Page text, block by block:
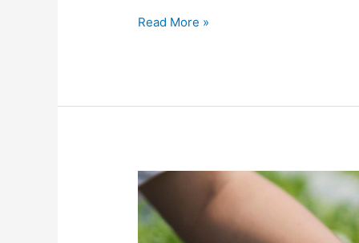
Read More »
Υδροπονία:
Έλεγχος
Θρεπτικών
Στοιχείων